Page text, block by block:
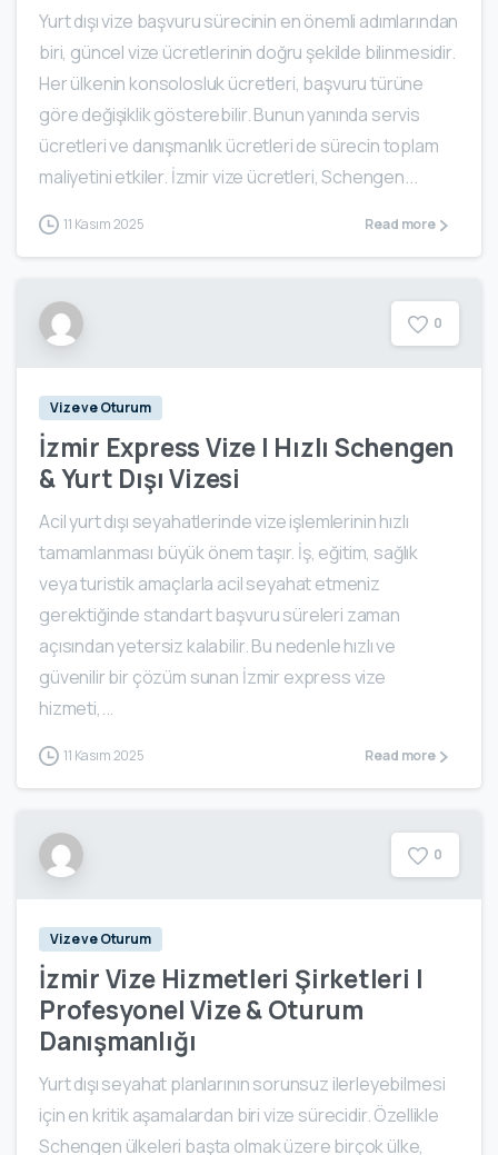
Yurt dışı vize başvuru sürecinin en önemli adımlarından
biri, güncel vize ücretlerinin doğru şekilde bilinmesidir.
Her ülkenin konsolosluk ücretleri, başvuru türüne
göre değişiklik gösterebilir. Bunun yanında servis
ücretleri ve danışmanlık ücretleri de sürecin toplam
maliyetini etkiler. İzmir vize ücretleri, Schengen...
11 Kasım 2025 Read more
0
Vize ve Oturum
İzmir Express Vize | Hızlı Schengen
& Yurt Dışı Vizesi
Acil yurt dışı seyahatlerinde vize işlemlerinin hızlı
tamamlanması büyük önem taşır. İş, eğitim, sağlık
veya turistik amaçlarla acil seyahat etmeniz
gerektiğinde standart başvuru süreleri zaman
açısından yetersiz kalabilir. Bu nedenle hızlı ve
güvenilir bir çözüm sunan İzmir express vize
hizmeti,...
11 Kasım 2025 Read more
0
Vize ve Oturum
İzmir Vize Hizmetleri Şirketleri |
Profesyonel Vize & Oturum
Danışmanlığı
Yurt dışı seyahat planlarının sorunsuz ilerleyebilmesi
için en kritik aşamalardan biri vize sürecidir. Özellikle
Schengen ülkeleri başta olmak üzere birçok ülke,